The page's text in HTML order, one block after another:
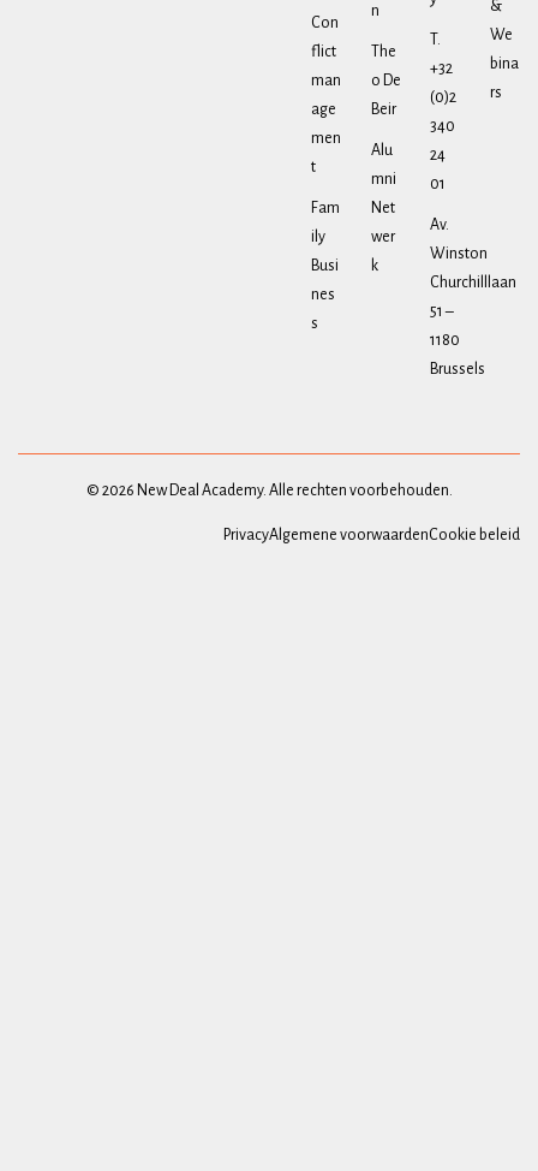
Con
flict
man
age
men
t
Fam
ily
Busi
nes
s
n
The
o De
Beir
Alu
mni
Net
wer
k
T.
+32
(0)2
340
24
01
Av.
Winston
Churchilllaan
51 –
1180
Brussels
&
We
bina
rs
© 2026 New Deal Academy. Alle rechten voorbehouden.
PrivacyAlgemene voorwaardenCookie beleid